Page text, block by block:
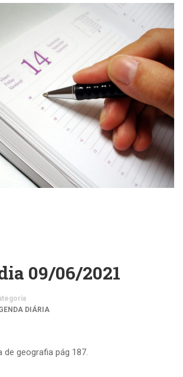
09/06/2021
DIÁRIA
de geografia pág 187.